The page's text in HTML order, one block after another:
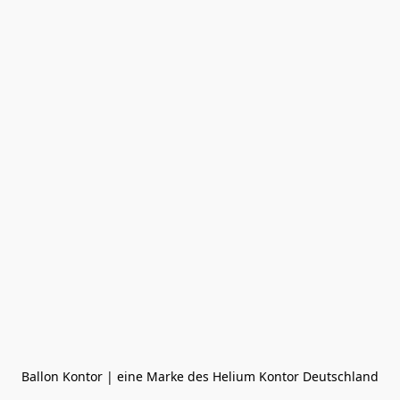
Ballon Kontor | eine Marke des Helium Kontor Deutschland